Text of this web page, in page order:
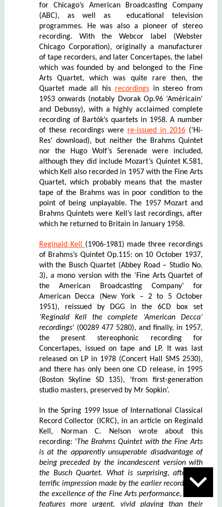
for Chicago’s American Broadcasting Company
(ABC), as well as educational television
programmes. He was also a pioneer of stereo
recording. With the Webcor label (Webster
Chicago Corporation), originally a manufacturer
of tape recorders, and later Concertapes,the label
which wasfounded by and belonged to the Fine
Arts Quartet,which was quite rare then,the
Quartet made all his recordingsin stereo from
1953 onwards (notably Dvorak Op.96 ‘Américain’
and Debussy), with a highly acclaimed complete
recording of Bartók’s quartets in 1958. A number
of these recordings were re-issued in 2016 (‘Hi-
Res’ download), but neither the Brahms Quintet
nor the Hugo Wolf’s Serenadewere included,
although they did include Mozart’s Quintet K.581,
which Kell also recorded in 1957 with the Fine Arts
Quartet, which probably means that the master
tape of the Brahms was in poor condition to the
point of being unplayable. The 1957 Mozart and
Brahms Quintets were Kell’s last recordings,after
which he returned to Britain in January 1958.
Reginald Kell (1906-1981) made three recordings
of Brahms’s Quintet Op.115: on 10 October 1937,
with the Busch Quartet (Abbey Road – Studio No.
3), a mono version with the ‘Fine Arts Quartet of
the American Broadcasting Company’ for
American Decca (New York – 2 to 5 October
1951), reissued by DGG in the 6CD box set
‘Reginald Kell the complete ‘American Decca’
recordings‘ (00289 477 5280), and finally, in 1957,
the present stereophonic recording for
Concertapes, issued on tape and LP. It was last
released on LP in 1978 (Concert Hall SMS 2530),
and there has only been one CD release, in 1995
(Boston Skyline SD 135), ‘from first-generation
studio masters, preserved by Mr Sopkin’.
In the Spring 1999 Issue of
International Classical
Record Collector (ICRC), in an article on Reginald
Kell, Norman C. Nelson wrote about this
recording: ‘The Brahms Quintet with the Fine Arts
is at the apparently unsuperable disadvantage of
being preceded by the incandescent version with
the Busch Quartet. What is surprising, after the
terrific impression made by the earlier recording, is
the excellence of the Fine Arts performance, which
features more urgent, vivid playing than their